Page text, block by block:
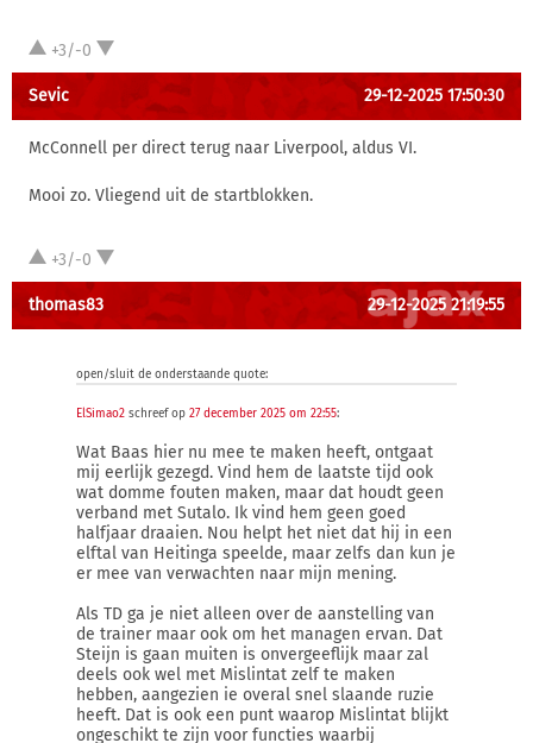
+3/-0
Sevic 29-12-2025 17:50:30
McConnell per direct terug naar Liverpool, aldus VI.
Mooi zo. Vliegend uit de startblokken.
+3/-0
thomas83 29-12-2025 21:19:55
open/sluit de onderstaande quote:
ElSimao2 schreef op 27 december 2025 om 22:55:
Wat Baas hier nu mee te maken heeft, ontgaat
mij eerlijk gezegd. Vind hem de laatste tijd ook
wat domme fouten maken, maar dat houdt geen
verband met Sutalo. Ik vind hem geen goed
halfjaar draaien. Nou helpt het niet dat hij in een
elftal van Heitinga speelde, maar zelfs dan kun je
er mee van verwachten naar mijn mening.
Als TD ga je niet alleen over de aanstelling van
de trainer maar ook om het managen ervan. Dat
Steijn is gaan muiten is onvergeeflijk maar zal
deels ook wel met Mislintat zelf te maken
hebben, aangezien ie overal snel slaande ruzie
heeft. Dat is ook een punt waarop Mislintat blijkt
ongeschikt te zijn voor functies waarbij